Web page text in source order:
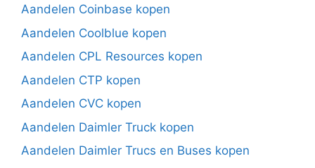
Aandelen Coinbase kopen
Aandelen Coolblue kopen
Aandelen CPL Resources kopen
Aandelen CTP kopen
Aandelen CVC kopen
Aandelen Daimler Truck kopen
Aandelen Daimler Trucs en Buses kopen